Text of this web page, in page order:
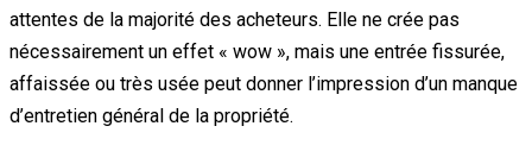
attentes de la majorité des acheteurs. Elle ne crée pas
nécessairement un effet « wow », mais une entrée fissurée,
affaissée ou très usée peut donner l’impression d’un manque
d’entretien général de la propriété.